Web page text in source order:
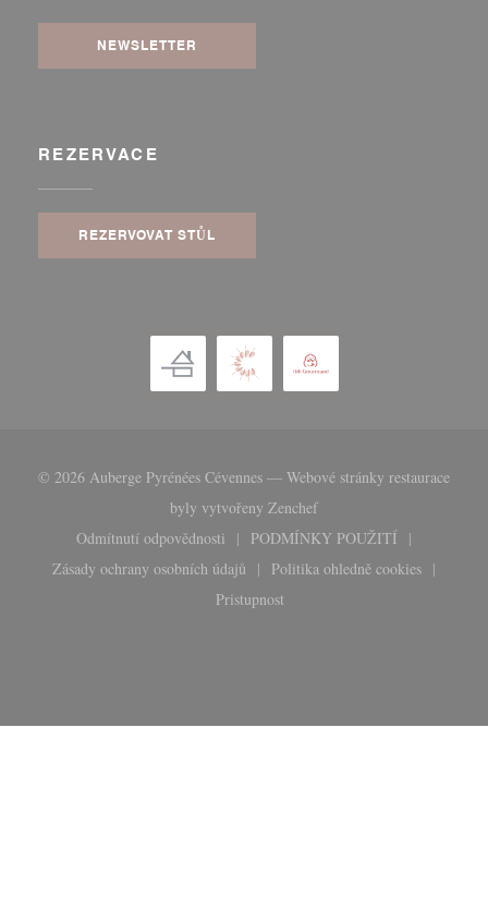
NEWSLETTER
REZERVACE
REZERVOVAT STŮL
© 2026 Auberge Pyrénées Cévennes — Webové stránky restaurace
byly vytvořeny Zenchef((otevře se v novém okně))
Odmítnutí odpovědnosti
((otevře se v novém okně))
PODMÍNKY POUŽITÍ
((otevře se v novém
Zásady ochrany osobních údajů
((otevře se v novém okně))
Politika ohledně cookies
((otevře se v
Pristupnost
((otevře se v novém okně))